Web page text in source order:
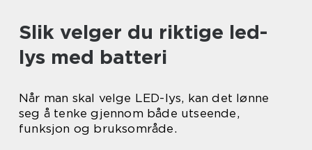
Slik velger du riktige led-
lys med batteri
Når man skal velge LED-lys, kan det lønne
seg å tenke gjennom både utseende,
funksjon og bruksområde.